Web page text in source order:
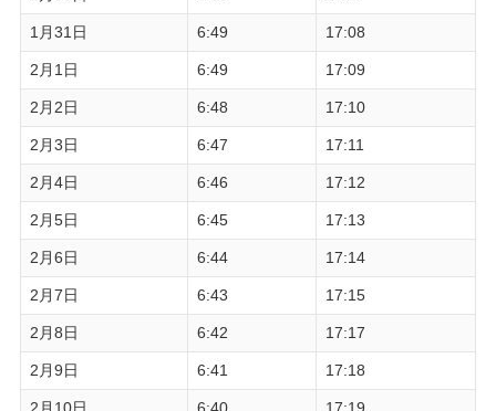
1月31日 6:49 17:08
2月1日 6:49 17:09
2月2日 6:48 17:10
2月3日 6:47 17:11
2月4日 6:46 17:12
2月5日 6:45 17:13
2月6日 6:44 17:14
2月7日 6:43 17:15
2月8日 6:42 17:17
2月9日 6:41 17:18